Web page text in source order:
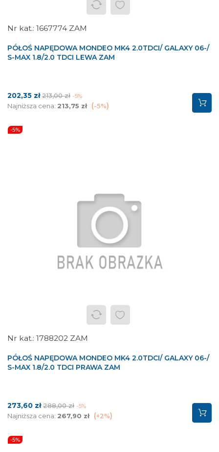
1667774 ZAM
PÓŁOŚ NAPĘDOWA MONDEO MK4 2.0TDCI/ GALAXY 06-/
S-MAX 1.8/2.0 TDCI LEWA ZAM
Cena
202,35 zł Cena
podstawowa
213,00 zł -5%
Najniższa cena: 213,75 zł -5%
-5%
1788202 ZAM
PÓŁOŚ NAPĘDOWA MONDEO MK4 2.0TDCI/ GALAXY 06-/
S-MAX 1.8/2.0 TDCI PRAWA ZAM
Cena
273,60 zł Cena
podstawowa
288,00 zł -5%
Najniższa cena: 267,90 zł +2%
-5%